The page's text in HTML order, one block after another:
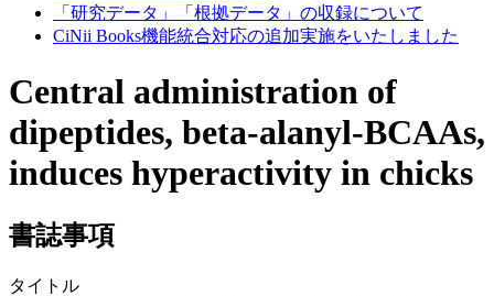
「研究データ」「根拠データ」の収録について
CiNii Books機能統合対応の追加実施をいたしました
Central administration of
dipeptides, beta-alanyl-BCAAs,
induces hyperactivity in chicks
書誌事項
タイトル